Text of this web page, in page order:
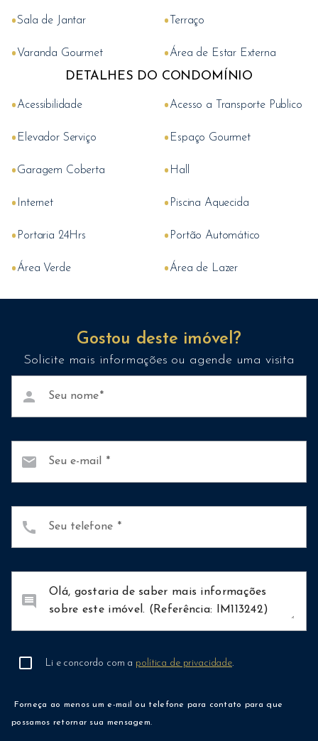
•Sala de Jantar • Terraço
•Varanda Gourmet •Área de Estar Externa
DETALHES DO CONDOMÍNIO
•Acessibilidade •Acesso a Transporte Publico
• Elevador Serviço • Espaço Gourmet
•Garagem Coberta • Hall
• Internet • Piscina Aquecida
• Portaria 24Hrs • Portão Automático
•Área Verde •Área de Lazer
Gostou deste imóvel?
Solicite mais informações ou agende uma visita
Seu nome
person
Seu e-mail
mail
Seu telefone
call
comment
Li e concordo com a política de privacidade.
Forneça ao menos um e-mail ou telefone para contato para que
possamos retornar sua mensagem.